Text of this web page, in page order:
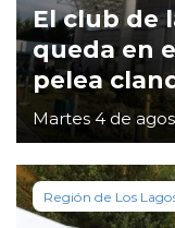
El club de
queda en
pelea
Martes 4 de
Región de Los